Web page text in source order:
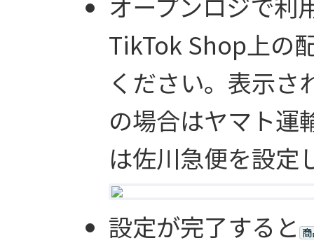
TikTok Shop上の
ください。表示さ
の場合はヤマト運
は佐川急便を設定
設定が完了すると